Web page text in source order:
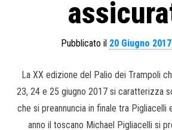
Pubblicato il 20 Giugno 2017
La XX edizione del Palio dei Trampoli
23, 24 e 25 giugno 2017 si caratterizza
che si preannuncia in finale tra Pigliacelli
anno il toscano Michael Pigliacelli si